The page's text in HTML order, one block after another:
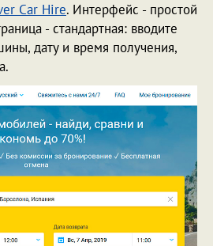
Сar Hire. Интерфейс - простой
- стандартная: вводите
дату и время получения,